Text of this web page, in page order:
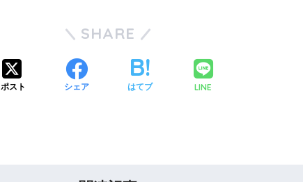
SHARE
ポスト シェア はてブ LINE